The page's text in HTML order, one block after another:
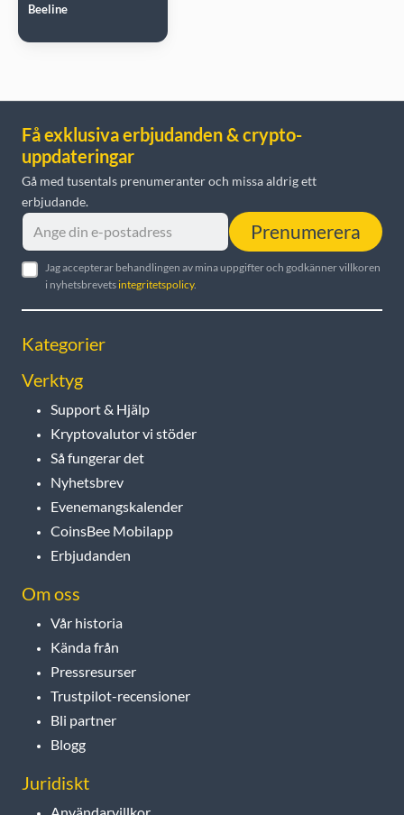
Beeline
Få exklusiva erbjudanden & crypto-
uppdateringar
Gå med tusentals prenumeranter och missa aldrig ett
erbjudande.
Prenumerera
Jag accepterar behandlingen av mina uppgifter och godkänner villkoren
i nyhetsbrevets integritetspolicy.
Kategorier
Verktyg
Support & Hjälp
Kryptovalutor vi stöder
Så fungerar det
Nyhetsbrev
Evenemangskalender
CoinsBee Mobilapp
Erbjudanden
Om oss
Vår historia
Kända från
Pressresurser
Trustpilot-recensioner
Bli partner
Blogg
Juridiskt